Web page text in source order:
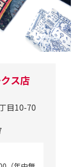
ス店
目10-70